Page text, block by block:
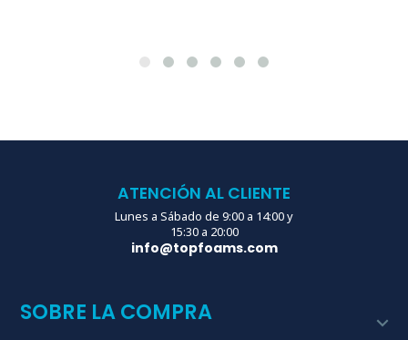
ATENCIÓN AL CLIENTE
Lunes a Sábado de 9:00 a 14:00 y
15:30 a 20:00
info@topfoams.com
SOBRE LA COMPRA 